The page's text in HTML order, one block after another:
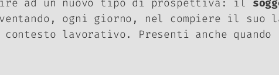
ad un nuovo tipo di prospettiva: il
ogni giorno, nel compiere il suo
contesto lavorativo. Presenti anche